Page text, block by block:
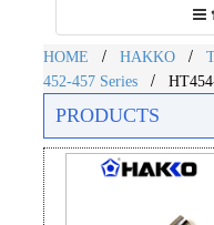
HOME / HAKKO /
452-457 Series /
PRODUCTS